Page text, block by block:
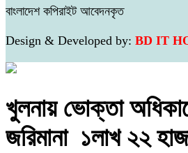
বাংলাদেশ কপিরাইট আবেদনকৃত
Design & Developed by: BD IT
খুলনায় ভোক্তা
জরিমানা ১লাখ ২২